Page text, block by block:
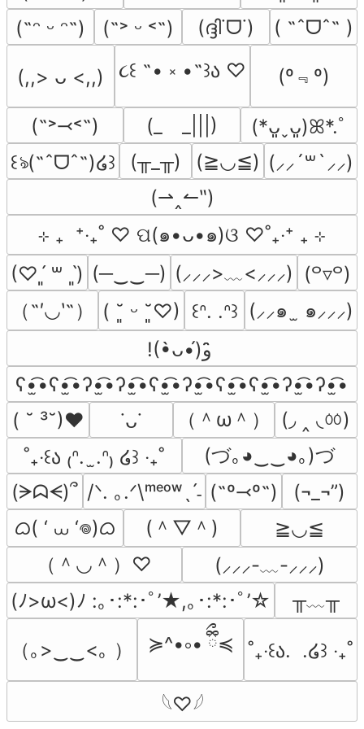
(˶ᵔ ᵕ ᵔ˶)
(˶˃ ᵕ ˂˶) (ദ്ദി˙ᗜ˙) ( ˶ˆᗜˆ˵ )
(,,> ᴗ <,,) ૮꒰ ˶• ༝ •˶꒱ა ♡ (º﹃º)
(˶˃⤙˂˶) (_　_|||)
(*ᴗ͈ˬᴗ͈)ꕤ*.ﾟ
꒰ঌ(˶ˆᗜˆ˵)໒꒱
(╥_╥) (≧◡≦) (⸝⸝´꒳`⸝⸝)
(⇀‸↼‶)
⊹ ₊  ⁺‧₊˚ ♡ ପ(๑•ᴗ•๑)ଓ ♡˚₊‧⁺ ₊ ⊹
(♡ˊ͈ ꒳ ˋ͈) (─‿‿─) (⸝⸝⸝>﹏<⸝⸝⸝) (꒪▿꒪)
（˶′◡‵˶）
( ˘͈ ᵕ ˘͈♡) ꒰ᐢ. .ᐢ꒱ (⸝⸝๑  ̫ ๑⸝⸝⸝)
ʕ•̫͡•ʕ•̫͡•ʔ•̫͡•ʔ•̫͡•ʕ•̫͡•ʔ•̫͡•ʕ•̫͡•ʕ•̫͡•ʔ•̫͡•ʔ•̫͡•
( ˘ ³˘)♥
˙ᴗ˙ （＾ω＾）
(◞ ‸ ◟ㆀ)
˚₊‧꒰ა ₍ᐢ.  ̫.ᐢ₎ ໒꒱ ‧₊˚
(づ｡◕‿‿◕｡)づ
(ᗒᗣᗕ)՞ /ᐠ. ｡.ᐟ\ᵐᵉᵒʷˎˊ˗ (˶º⤙º˶)
(¬_¬”)
ᜊ( ‘ ⩊ ‘𖦹)ᜊ
(＾▽＾)
≧◡≦
（＾◡＾）♡
(⸝⸝⸝-﹏-⸝⸝⸝)
(ﾉ>ω<)ﾉ :｡･:*:･ﾟ’★,｡･:*:･ﾟ’☆
╥﹏╥
（｡>‿‿<｡ ） ≽^•༚• ྀིྀ≼ ˚₊‧꒰ა.  .໒꒱ ‧₊˚
𓆩♡𓆪